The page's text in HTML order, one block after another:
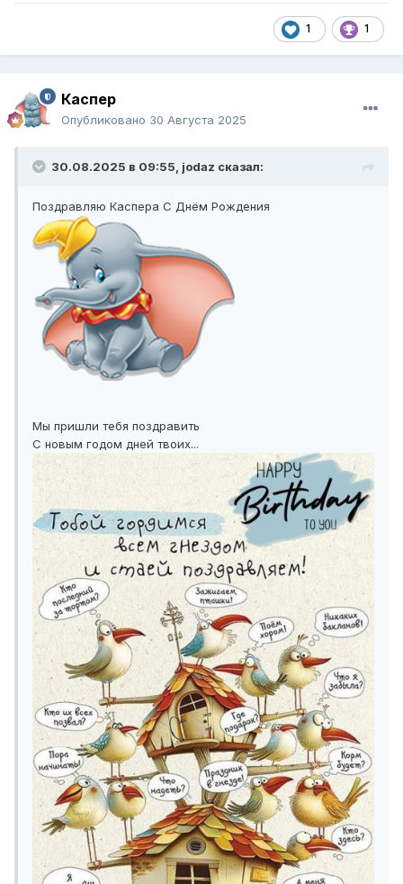
1 1
Каспер
Опубликовано 30 Августа 2025
30.08.2025 в 09:55, jodaz сказал:
Поздравляю Каспера С Днём Рождения
Мы пришли тебя поздравить
С новым годом дней твоих...